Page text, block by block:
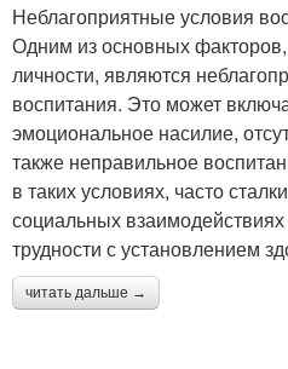
Неблагоприятные условия
Одним из основных
личности, являются
воспитания. Это может
эмоциональное насилие,
также неправильное
в таких условиях, часто
социальных
трудности с установлением
читать дальше →